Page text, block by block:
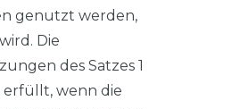
genutzt werden,
Die
des Satzes 1
erfüllt, wenn die